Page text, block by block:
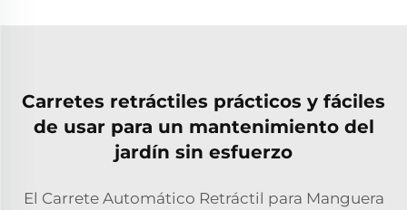
Carretes retráctiles prácticos y fáciles
de usar para un mantenimiento del
jardín sin esfuerzo
El Carrete Automático Retráctil para Manguera